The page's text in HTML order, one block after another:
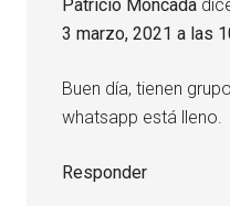
lectores
Patricio Moncada
3 marzo, 2021 a las
Buen día, tienen
whatsapp está lleno.
Responder